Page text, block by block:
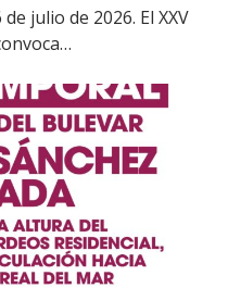
julio de 2026. El XXV